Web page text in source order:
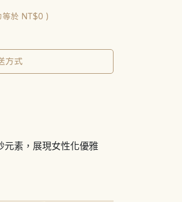
等於 NT$0 )
方式
元素，展現女性化優雅